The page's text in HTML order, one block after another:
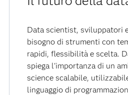
Data scientist, sviluppatori
bisogno di strumenti con
rapidi, flessibilità e scelta.
spiega l'importanza di un
science scalabile,
linguaggio di